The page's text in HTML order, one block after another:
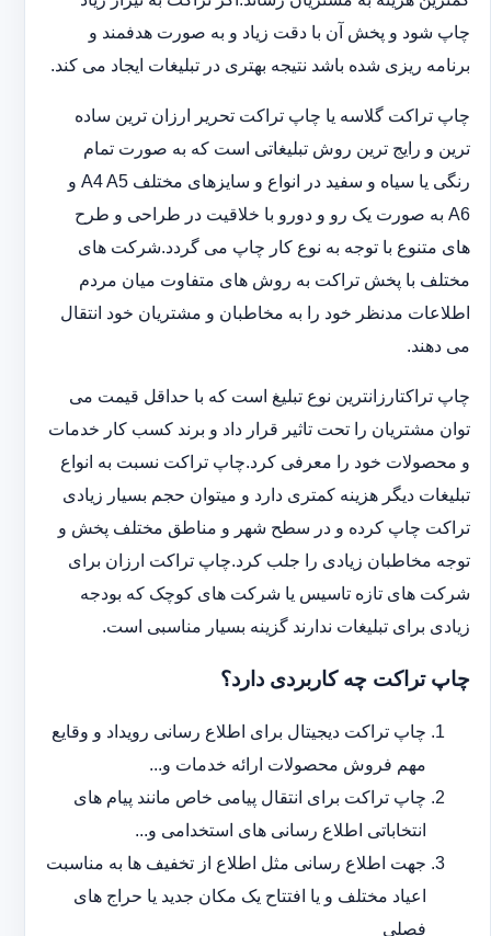
چاپ شود و پخش آن با دقت زیاد و به صورت هدفمند و
برنامه ریزی شده باشد نتیجه بهتری در تبلیغات ایجاد می کند.
چاپ تراکت گلاسه یا چاپ تراکت تحریر ارزان ترین ساده
ترین و رایج ترین روش تبلیغاتی است که به صورت تمام
رنگی یا سیاه و سفید در انواع و سایزهای مختلف A4 A5 و
A6 به صورت یک رو و دورو با خلاقیت در طراحی و طرح
های متنوع با توجه به نوع کار چاپ می گردد.شرکت های
مختلف با پخش تراکت به روش های متفاوت میان مردم
اطلاعات مدنظر خود را به مخاطبان و مشتریان خود انتقال
می دهند.
چاپ تراکت‏ارزانترین نوع تبلیغ است که با حداقل قیمت می
توان مشتریان را تحت تاثیر قرار داد و برند کسب کار خدمات
و محصولات خود را معرفی کرد.چاپ تراکت نسبت به انواع
تبلیغات دیگر هزینه کمتری دارد و می‎توان حجم بسیار زیادی
تراکت چاپ کرده و در سطح شهر و مناطق مختلف پخش و
توجه مخاطبان زیادی را جلب کرد.چاپ تراکت ارزان برای
شرکت های تازه تاسیس یا شرکت های کوچک که بودجه
زیادی برای تبلیغات ندارند گزینه بسیار مناسبی است.
چاپ تراکت چه کاربردی دارد؟
چاپ تراکت دیجیتال برای اطلاع رسانی رویداد و وقایع
مهم فروش محصولات ارائه خدمات و...
چاپ تراکت برای انتقال پیامی خاص مانند پیام های
انتخاباتی اطلاع رسانی های استخدامی و...
جهت اطلاع رسانی مثل اطلاع از تخفیف ها به مناسبت
اعیاد مختلف و یا افتتاح یک مکان جدید یا حراج های
فصلی